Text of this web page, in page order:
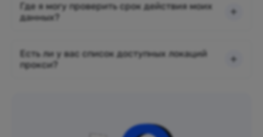
Где я могу проверить срок действия моих
данных?
Есть ли у вас список доступных локаций
прокси?